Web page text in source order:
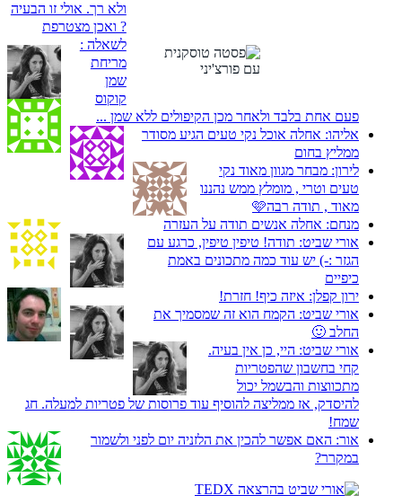
ולא רך. אולי זו הבעיה
? ואכן מצטרפת
לשאלה :
מריחת
שמן
קוקוס
פעם אחת בלבד ולאחר מכן הקיפולים ללא שמן ...
אליהו: אחלה אוכל נקי טעים הגיע מסודר
ממליץ בחום
לירון: מבחר מגוון מאוד נקי
טעים וטרי , מומלץ ממש נהננו
מאוד , תודה רבה🩷
מנחם: אחלה אנשים תודה על העזרה
אורי שביט: תודה! טיפין טיפין, כרגע עם
הגזר :-) יש עוד כמה מתכונים באמת
כיפיים
ירון קפלן: איזה כיף! חזרת!
אורי שביט: הקמח הוא זה שמסמיך את
החלב 🙂
אורי שביט: היי, כן אין בעיה.
קחי בחשבון שהפטריות
מתכווצות והבשמל יכול
להיסדק, אז ממליצה להוסיף עוד פרוסות של פטריות למעלה. חג
שמח!
אור: האם אפשר להכין את הלזניה יום לפני ולשמור
במקרר?